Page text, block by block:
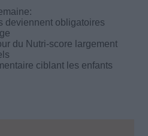
deviennent obligatoires
du Nutri-score largement
ciblant les enfants